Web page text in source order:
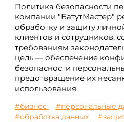
Политика безопасности
компании "БатутМастер"
обработку и защиту
клиентов и сотрудников,
требованиям
цель — обеспечение
безопасности
предотвращение их
использования.
#бизнес #персональные
#обработка данных